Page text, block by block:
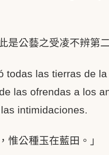
是公藝之受凌不辨第
las tierras de
las ofrendas a los
intimidaciones.
公種玉在藍田。」